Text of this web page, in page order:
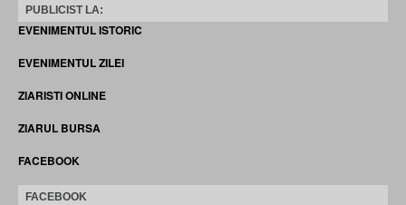
PUBLICIST LA:
EVENIMENTUL ISTORIC
EVENIMENTUL ZILEI
ZIARISTI ONLINE
ZIARUL BURSA
FACEBOOK
FACEBOOK